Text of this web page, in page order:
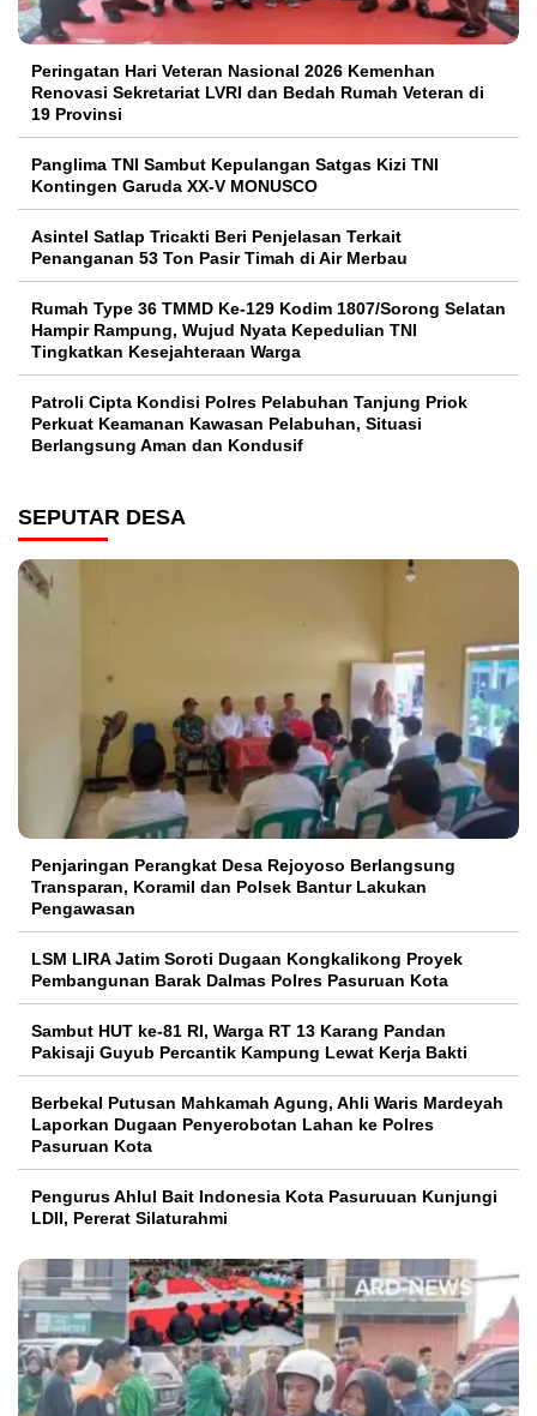
Peringatan Hari Veteran Nasional 2026 Kemenhan
Renovasi Sekretariat LVRI dan Bedah Rumah Veteran di
19 Provinsi
Panglima TNI Sambut Kepulangan Satgas Kizi TNI
Kontingen Garuda XX-V MONUSCO
Asintel Satlap Tricakti Beri Penjelasan Terkait
Penanganan 53 Ton Pasir Timah di Air Merbau
Rumah Type 36 TMMD Ke-129 Kodim 1807/Sorong Selatan
Hampir Rampung, Wujud Nyata Kepedulian TNI
Tingkatkan Kesejahteraan Warga
Patroli Cipta Kondisi Polres Pelabuhan Tanjung Priok
Perkuat Keamanan Kawasan Pelabuhan, Situasi
Berlangsung Aman dan Kondusif
SEPUTAR DESA
Penjaringan Perangkat Desa Rejoyoso Berlangsung
Transparan, Koramil dan Polsek Bantur Lakukan
Pengawasan
LSM LIRA Jatim Soroti Dugaan Kongkalikong Proyek
Pembangunan Barak Dalmas Polres Pasuruan Kota
Sambut HUT ke-81 RI, Warga RT 13 Karang Pandan
Pakisaji Guyub Percantik Kampung Lewat Kerja Bakti
Berbekal Putusan Mahkamah Agung, Ahli Waris Mardeyah
Laporkan Dugaan Penyerobotan Lahan ke Polres
Pasuruan Kota
Pengurus Ahlul Bait Indonesia Kota Pasuruuan Kunjungi
LDII, Pererat Silaturahmi